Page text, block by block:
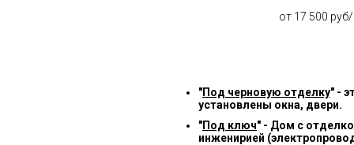
от 17 500
"Под черновую отделку" -
установлены окна, двери.
"Под ключ" - Дом с
инженирией